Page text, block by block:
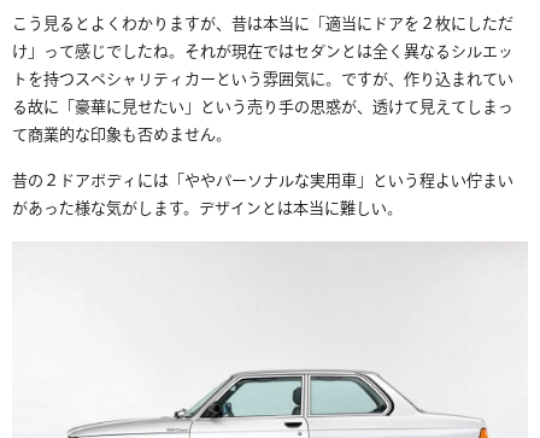
こう見るとよくわかりますが、昔は本当に「適当にドアを２枚にしただ
け」って感じでしたね。それが現在ではセダンとは全く異なるシルエッ
トを持つスペシャリティカーという雰囲気に。ですが、作り込まれてい
る故に「豪華に見せたい」という売り手の思惑が、透けて見えてしまっ
て商業的な印象も否めません。
昔の２ドアボディには「ややパーソナルな実用車」という程よい佇まい
があった様な気がします。デザインとは本当に難しい。